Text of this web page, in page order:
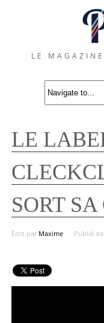
LE
LE
SORT SA
Écrit par Maxime Publié